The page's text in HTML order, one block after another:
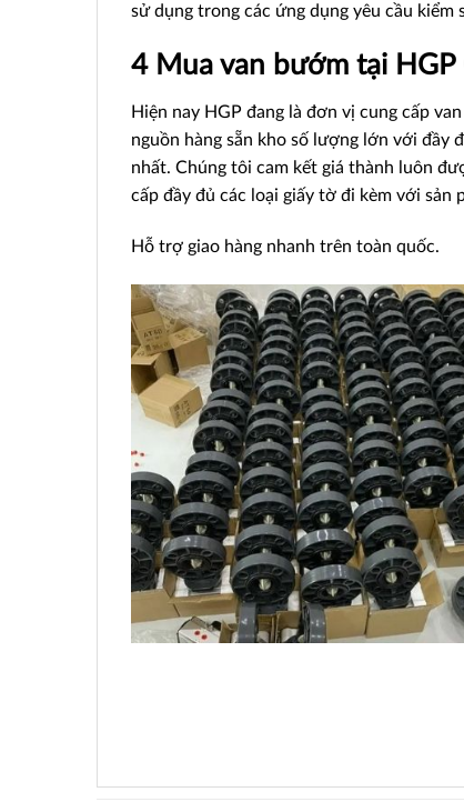
sử dụng trong các ứng dụng yêu cầu kiểm
4 Mua van bướm tại
Hiện nay HGP đang là đơn vị cung cấp
nguồn hàng sẵn kho số lượng lớn với đầy
nhất. Chúng tôi cam kết giá thành luôn
cấp đầy đủ các loại giấy tờ đi kèm với sản
Hỗ trợ giao hàng nhanh trên toàn quốc.